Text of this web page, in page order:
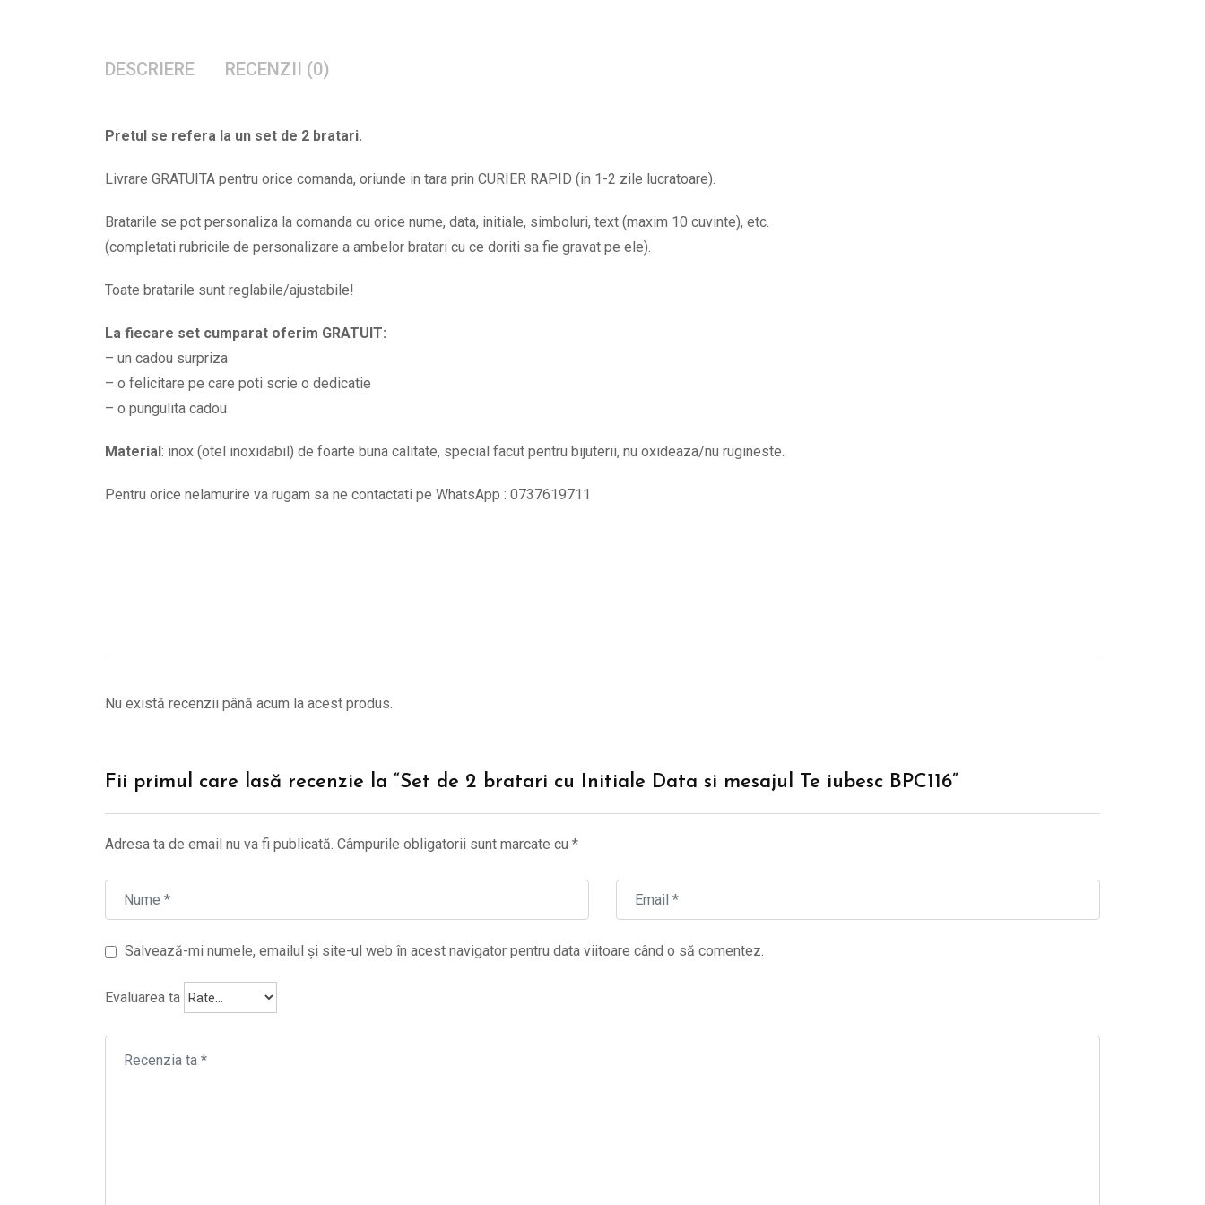
BPC116
quantity
DESCRIERE RECENZII (0)
Pretul se refera la un set de 2 bratari.
Livrare GRATUITA pentru orice comanda, oriunde in tara prin CURIER RAPID (in 1-2 zile lucratoare).
Bratarile se pot personaliza la comanda cu orice nume, data, initiale, simboluri, text (maxim 10 cuvinte), etc.
(completati rubricile de personalizare a ambelor bratari cu ce doriti sa fie gravat pe ele).
Toate bratarile sunt reglabile/ajustabile!
La fiecare set cumparat oferim GRATUIT:
– un cadou surpriza
– o felicitare pe care poti scrie o dedicatie
– o pungulita cadou
Material : inox (otel inoxidabil) de foarte buna calitate, special facut pentru bijuterii, nu oxideaza/nu rugineste.
Pentru orice nelamurire va rugam sa ne contactati pe WhatsApp : 0737619711
Nu există recenzii până acum la acest produs.
Fii primul care lasă recenzie la “Set de 2 bratari cu Initiale Data si mesajul Te iubesc BPC116”
Adresa ta de email nu va fi publicată. Câmpurile obligatorii sunt marcate cu *
Salvează-mi numele, emailul și site-ul web în acest navigator pentru data viitoare când o să comentez.
Evaluarea ta